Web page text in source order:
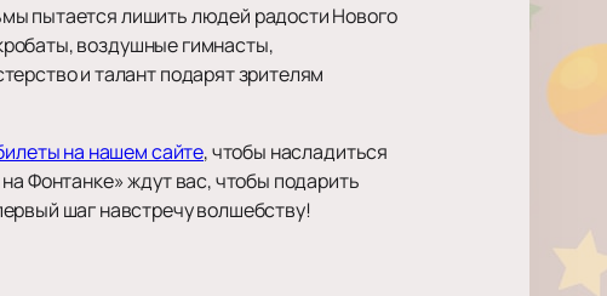
пытается лишить людей радости Нового
воздушные гимнасты,
и талант подарят зрителям
на нашем сайте, чтобы насладиться
Фонтанке» ждут вас, чтобы подарить
шаг навстречу волшебству!